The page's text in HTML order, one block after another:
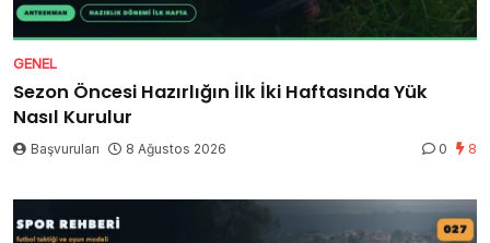
GENEL
Sezon Öncesi Hazırlığın İlk İki Haftasında Yük
Nasıl Kurulur
Başvuruları 8 Ağustos 2026 0 8